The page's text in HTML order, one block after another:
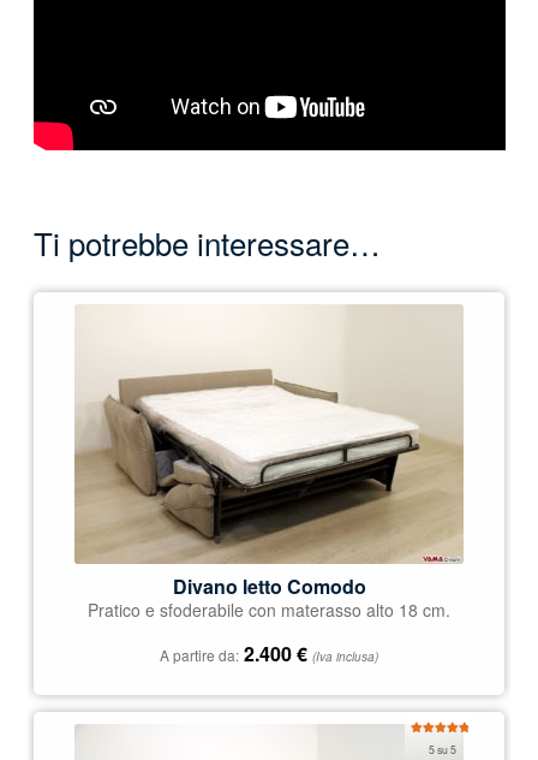
Ti potrebbe interessare…
Divano letto Comodo
Pratico e sfoderabile con materasso alto 18 cm.
A partire da: 2.400€ (Iva inclusa)
5 su 5